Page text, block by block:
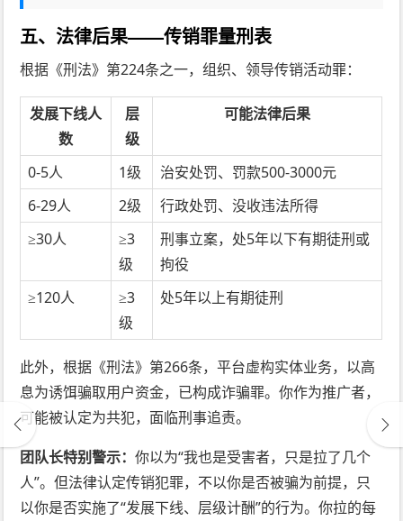
五、法律后果——传销罪量刑表
根据《刑法》第224条之一，组织、领导传销活动罪：
发展下线人
数
层
级
可能法律后果
0-5人 1级
治安处罚、罚款500-3000元
6-29人
2级
行政处罚、没收违法所得
≥30人
≥3
级
刑事立案，处5年以下有期徒刑或
拘役
≥120人
≥3
级
处5年以上有期徒刑
此外，根据《刑法》第266条，平台虚构实体业务，以高
息为诱饵骗取用户资金，已构成诈骗罪。你作为推广者，
可能被认定为共犯，面临刑事追责。
团队长特别警示：你以为“我也是受害者，只是拉了几个
人”。但法律认定传销犯罪，不以你是否被骗为前提，只
以你是否实施了“发展下线、层级计酬”的行为。你拉的每